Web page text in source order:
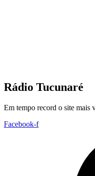
Rádio Tucunaré
Em tempo record o site mais
Facebook-f